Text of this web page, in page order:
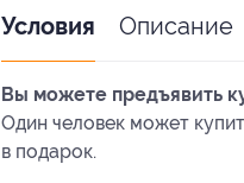
Условия Описание
Вы можете предъявить
Один человек может
в подарок.